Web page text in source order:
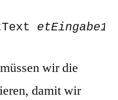
etEingabe1
wir die
damit wir